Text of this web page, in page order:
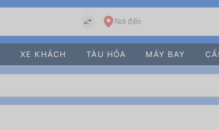
Nơi đến
XE KHÁCH TÀU HỎA MÁY BAY